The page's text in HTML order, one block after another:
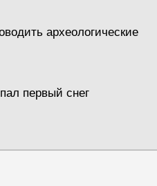
археологические
первый снег